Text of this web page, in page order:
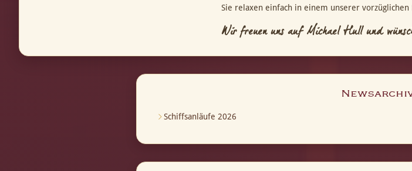
Sie relaxen einfach in einem unserer
Wir freuen uns auf Michael Hull und
Schiffsanläufe 2026